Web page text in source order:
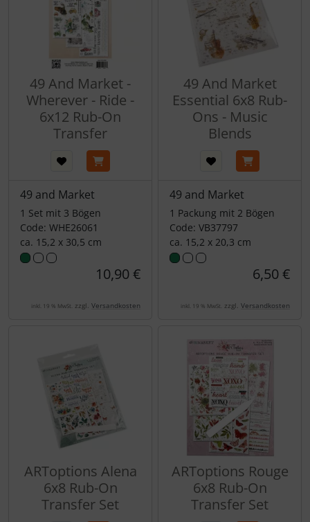
49 And Market -
Wherever - Ride -
6x12 Rub-On
Transfer
49 and Market
1 Set mit 3 Bögen
Code: WHE26061
ca. 15,2 x 30,5 cm
10,90 €
inkl. 19 % MwSt. zzgl. Versandkosten
49 And Market
Essential 6x8 Rub-
Ons - Music
Blends
49 and Market
1 Packung mit 2 Bögen
Code: VB37797
ca. 15,2 x 20,3 cm
6,50 €
inkl. 19 % MwSt. zzgl. Versandkosten
ARToptions Alena
6x8 Rub-On
Transfer Set
ARToptions Rouge
6x8 Rub-On
Transfer Set